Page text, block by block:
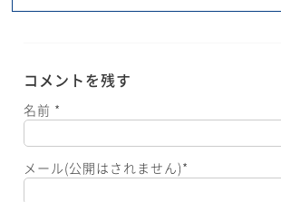
コメントを残す
名前 *
メール(公開はされません)*